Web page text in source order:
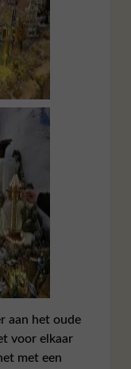
aan het oude
voor elkaar
met een